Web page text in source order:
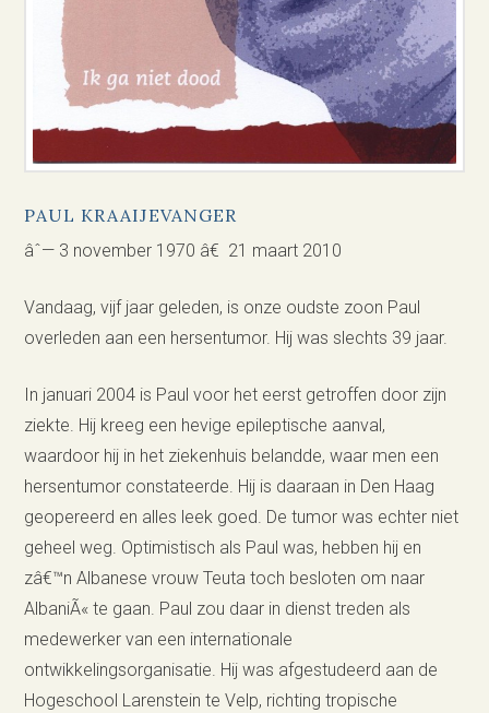
PAUL KRAAIJEVANGER
âˆ— 3 november 1970 â€ 21 maart 2010
Vandaag, vijf jaar geleden, is onze oudste zoon Paul
overleden aan een hersentumor. Hij was slechts 39 jaar.
In januari 2004 is Paul voor het eerst getroffen door zijn
ziekte. Hij kreeg een hevige epileptische aanval,
waardoor hij in het ziekenhuis belandde, waar men een
hersentumor constateerde. Hij is daaraan in Den Haag
geopereerd en alles leek goed. De tumor was echter niet
geheel weg. Optimistisch als Paul was, hebben hij en
zâ€™n Albanese vrouw Teuta toch besloten om naar
AlbaniÃ« te gaan. Paul zou daar in dienst treden als
medewerker van een internationale
ontwikkelingsorganisatie. Hij was afgestudeerd aan de
Hogeschool Larenstein te Velp, richting tropische